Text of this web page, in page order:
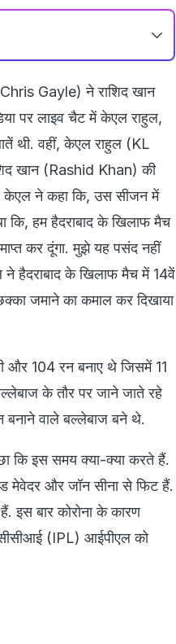
Gayle) ने राशिद खान
पर लाइव चैट में केएल राहुल,
थी. वहीं, केएल राहुल (KL
खान (Rashid Khan) की
केएल ने कहा कि, उस सीजन में
कि, हम हैदराबाद के खिलाफ मैच
कर दूंगा. मुझे यह पसंद नहीं
हैदराबाद के खिलाफ मैच में 14वें
जमाने का कमाल कर दिखाया
और 104 रन बनाए थे जिसमें 11
के तौर पर जाने जाते रहे
वाले बल्लेबाज बने थे.
कि इस समय क्या-क्या करते हैं.
मेवेदर और जॉन सीना से फिट हैं.
इस बार कोरोना के कारण
(IPL) आईपीएल को